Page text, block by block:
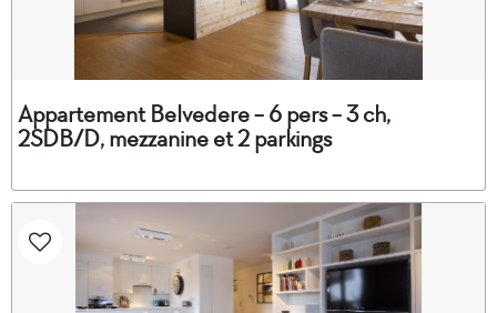
Appartement Belvedere - 6 pers - 3 ch,
2SDB/D, mezzanine et 2 parkings